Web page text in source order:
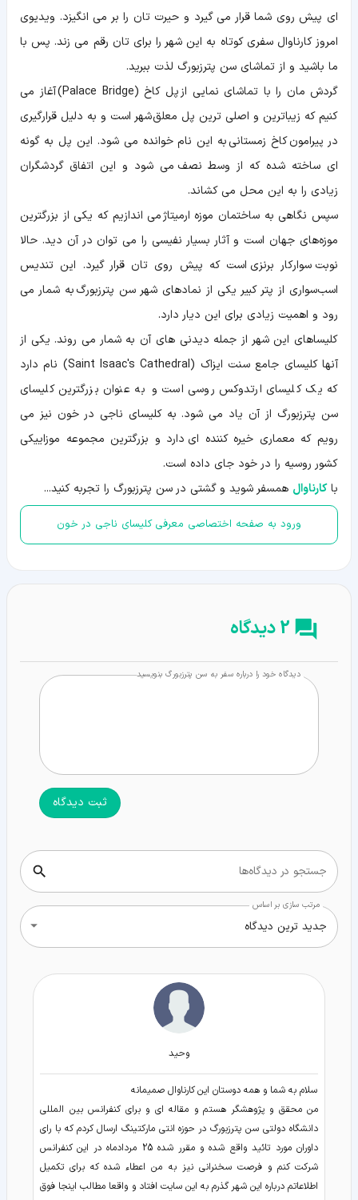
ای پیش روی شما قرار می گیرد و حیرت تان را بر می انگیزد. ویدیوی
امروز کارناوال سفری کوتاه به این شهر را برای تان رقم می زند. پس با
ما باشید و از تماشای سن پترزبورگ لذت ببرید.
گردش مان را با تماشای نمایی از پل کاخ (Palace Bridge) آغاز می
کنیم که زیباترین و اصلی ترین پل معلق شهر است و به دلیل قرارگیری
در پیرامون کاخ زمستانی به این نام خوانده می شود. این پل به گونه
ای ساخته شده که از وسط نصف می شود و این اتفاق گردشگران
زیادی را به این محل می کشاند.
سپس نگاهی به ساختمان موزه ارمیتاژ می اندازیم که یکی از بزرگترین
موزه‌های جهان است و آثار بسیار نفیسی را می توان در آن دید. حالا
نوبت سوارکار برنزی است که پیش روی تان قرار گیرد. این تندیس
اسب‌سواری از پتر کبیر یکی از نمادهای شهر سن پترزبورگ به شمار می
رود و اهمیت زیادی برای این دیار دارد.
کلیساهای این شهر از جمله دیدنی های آن به شمار می روند. یکی از
آنها کلیسای جامع سنت ایزاک (Saint Isaac's Cathedral) نام دارد
که یک کلیسای ارتدوکس روسی است و به عنوان بزرگترین کلیسای
سن پترزبورگ از آن یاد می شود. به کلیسای ناجی در خون نیز می
رویم که معماری خیره کننده ای دارد و بزرگترین مجموعه موزاییکی
کشور روسیه را در خود جای داده است.
باکارناوال همسفر شوید و گشتی در سن پترزبورگ را تجربه کنید...
ورود به صفحه اختصاصی معرفی کلیسای ناجی در خون
2 دیدگاه
دیدگاه خود را درباره سفر به سن پترزبورگ بنویسید
ثبت دیدگاه
جستجو در دیدگاه‌ها
مرتب سازی بر اساس
جدید ترین دیدگاه
وحید
سلام به شما و همه دوستان این کارناوال صمیمانه
من محقق و پژوهشگر هستم و مقاله ای و برای کنفرانس بین المللی
دانشگاه دولتی سن پترزبورگ در حوزه انتی مارکتینگ ارسال کردم که با رای
داوران مورد تائید واقع شده و مقرر شده 25 مردادماه در این کنفرانس
شرکت کنم و فرصت سخنرانی نیز به من اعطاء شده که برای تکمیل
اطلاعاتم درباره این شهر گذرم به این سایت افتاد و واقعا مطالب اینجا فوق